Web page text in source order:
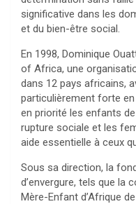
significative dans les
et du bien-être social.
En 1998, Dominique
of Africa, une
dans 12 pays africains,
particulièrement forte
en priorité les enfants
rupture sociale et les
aide essentielle à ceux
Sous sa direction, la
d’envergure, tels que la
Mère-Enfant d’Afrique